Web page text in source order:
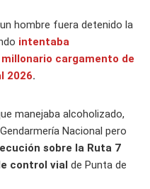
hombre fuera detenido la
intentaba
cargamento de
2026.
manejaba alcoholizado,
Nacional pero
sobre la Ruta 7
control vial de Punta de